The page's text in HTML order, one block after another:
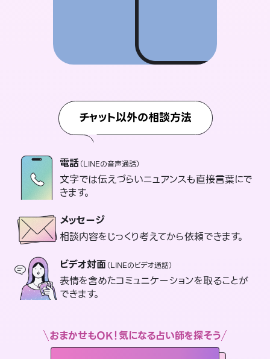
チャット以外の相談方法
電話（LINEの音声通話）
文字では伝えづらいニュアンスも直接言葉にで
きます。
メッセージ
相談内容をじっくり考えてから依頼できます。
ビデオ対面（LINEのビデオ通話）
表情を含めたコミュニケーションを取ることが
できます。
おまかせもOK！気になる占い師を探そう